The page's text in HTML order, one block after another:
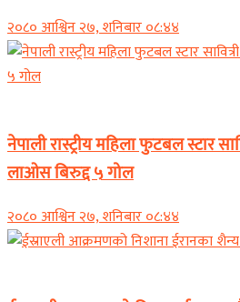
२०८० आश्विन २७, शनिबार ०८:४४
नेपाली रास्ट्रीय महिला फुटबल स्टार
लाओस बिरुद्द ५ गोल
२०८० आश्विन २७, शनिबार ०८:४४